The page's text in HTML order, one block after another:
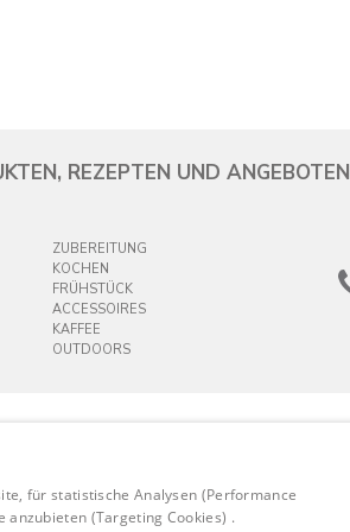
REZEPTEN UND ANGEBOTEN
ZUBEREITUNG
KOCHEN
FRÜHSTÜCK
ACCESSOIRES
KAFFEE
OUTDOORS
für statistische Analysen (Performance
(Targeting Cookies) .